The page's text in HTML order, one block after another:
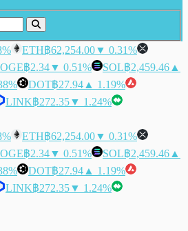
ETH฿62,254.00▼ 0.31%
฿2.34▼ 0.51% SOL฿2,459.46 ▲
DOT฿27.94 ▲ 1.19%
LINK฿272.35▼ 1.24%
ETH฿62,254.00▼ 0.31%
฿2.34▼ 0.51% SOL฿2,459.46 ▲
DOT฿27.94 ▲ 1.19%
LINK฿272.35▼ 1.24%